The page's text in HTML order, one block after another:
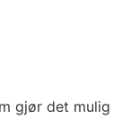
gjør det mulig